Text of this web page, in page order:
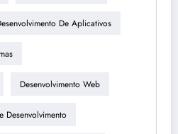
De Aplicativos
Desenvolvimento Web
Desenvolvimento